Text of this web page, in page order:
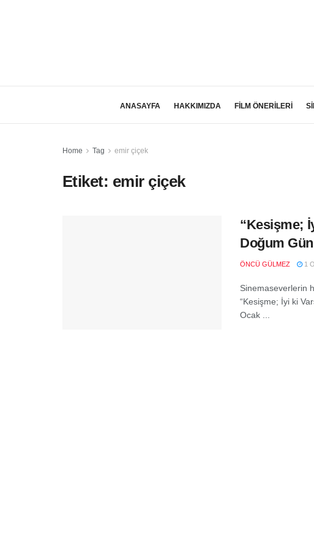
ANASAYFA HAKKIMIZDA FİLM ÖNERİLERİ
Home Tag emir çiçek
Etiket: emir çiçek
“Kesişme;
Doğum
ÖNCÜ GÜLMEZ 1
Sinemaseverlerin
“Kesişme; İyi ki
Ocak ...